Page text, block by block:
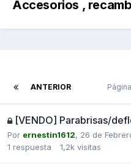
Accesorios ,
ANTERIOR
[VENDO] Parabrisas/
Por ernestin1612, 26 de
1 respuesta 1,2k visitas